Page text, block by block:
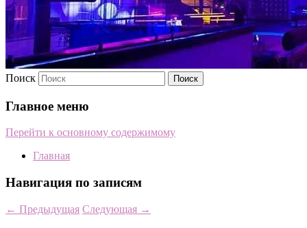
Поиск
Главное меню
Перейти к основному содержимому
Главная
Навигация по записям
← Предыдущая Следующая →